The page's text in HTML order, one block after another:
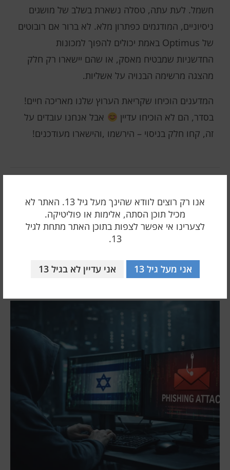
אנו רק רוצים לוודא שהינך מעל גיל 13. האתר לא
מכיל תוכן הסתה, אלימות או פוליטיקה.
לצערינו אי אפשר לצפות בתוכן האתר מתחת לגיל
13.
אני מעל גיל 13 אני עדיין לא בגיל 13
חשמל. לעת עתה, טסלה נשארת בשלב של מושגים
ניסיוניים, המודגמים כפתרון מלא. לא ברור אם רובוטים
של Optimus באמת יכולים להפוך למכונות
החדשניות שמבטיח מאסק, או שהם יישארו רק חלק
מהצגה מרשימה הבנויה על אשליות.
המדענים הוכיחו שקריאת הערוץ שלנו מאריכה חיים!
בסדר, הם לא הוכיחו עדיין
אבל אנחנו עובדים על
זה, קחו חלק בניסוי – הירשמו ,והישארו מעודכנים!
למפתחי פגסוס?
פוסט הבא
אבטחה בכל קוד: גוגל קובעת סטנדרט חדש לעולם ה-IT
אולי יעניין אותך